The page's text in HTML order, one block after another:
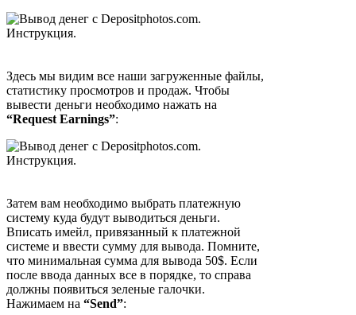
Здесь мы видим все наши загруженные файлы,
статистику просмотров и продаж. Чтобы
вывести деньги необходимо нажать на
“Request Earnings”:
Затем вам необходимо выбрать платежную
систему куда будут выводиться деньги.
Вписать имейл, привязанный к платежной
системе и ввести сумму для вывода. Помните,
что минимальная сумма для вывода 50$. Если
после ввода данных все в порядке, то справа
должны появиться зеленые галочки.
Нажимаем на “Send”: